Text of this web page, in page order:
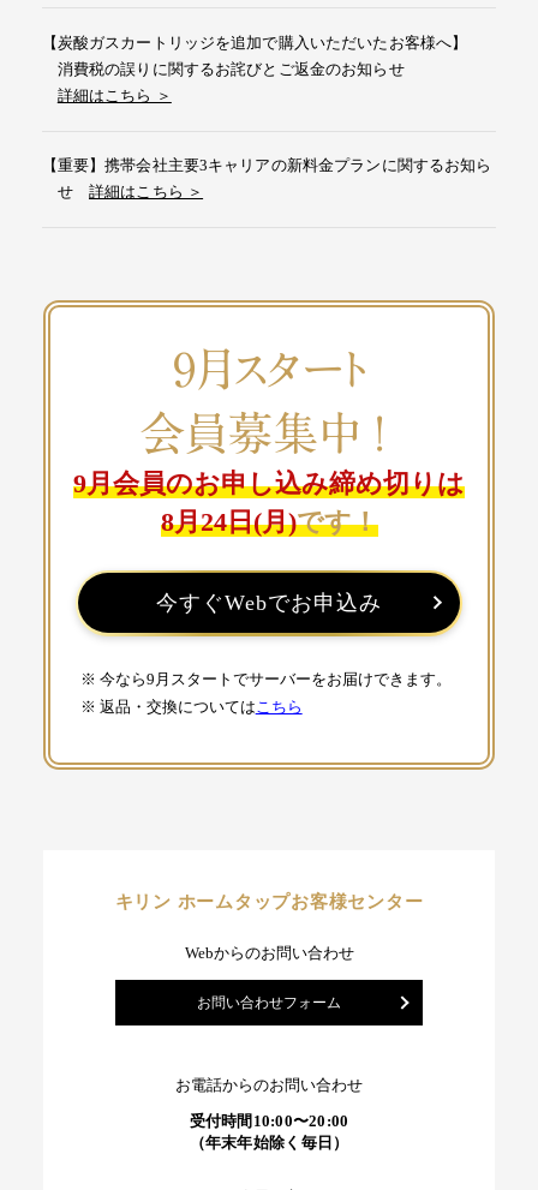
【炭酸ガスカートリッジを追加で購入いただいたお客様へ】
消費税の誤りに関するお詫びとご返金のお知らせ
詳細はこちら ＞
【重要】携帯会社主要3キャリアの新料金プランに関するお知ら
せ詳細はこちら ＞
9月スタート
会員募集中！
9月会員のお申し込み締め切りは
8月24日(月)です！
今すぐWebでお申込み
※ 今なら9月スタートでサーバーをお届けできます。
※ 返品・交換については こちら
キリン ホームタップお客様センター
Webからのお問い合わせ
お問い合わせフォーム
お電話からのお問い合わせ
受付時間10:00〜20:00
（年末年始除く毎日）